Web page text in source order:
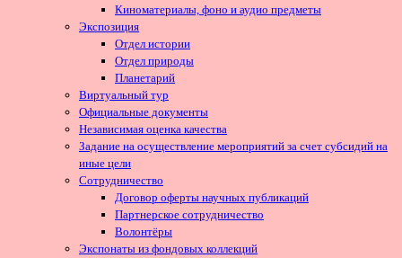
Киноматериалы, фоно и аудио предметы
Экспозиция
Отдел истории
Отдел природы
Планетарий
Виртуальный тур
Официальные документы
Независимая оценка качества
Задание на осуществление мероприятий за счет субсидий на
иные цели
Сотрудничество
Договор оферты научных публикаций
Партнерское сотрудничество
Волонтёры
Экспонаты из фондовых коллекций